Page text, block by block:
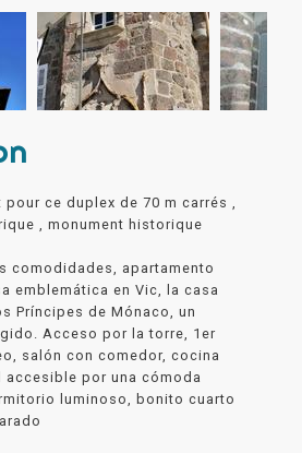
ce duplex de 70 m carrés ,
, monument historique
comodidades, apartamento
emblemática en Vic, la casa
Príncipes de Mónaco, un
Acceso por la torre, 1er
salón con comedor, cocina
accesible por una cómoda
luminoso, bonito cuarto